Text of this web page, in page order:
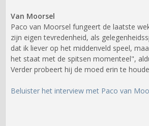
Van Moorsel
Paco van Moorsel fungeert de laatste
zijn eigen tevredenheid, als
dat ik liever op het middenveld speel,
het staat met de spitsen momenteel",
Verder probeert hij de moed erin te
Beluister het interview met Paco van